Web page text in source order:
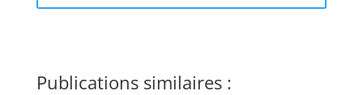
Publications similaires :